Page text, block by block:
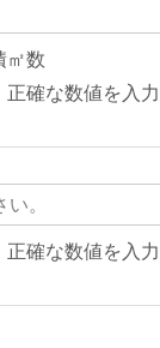
㎡数
確な数値を入
。
確な数値を入